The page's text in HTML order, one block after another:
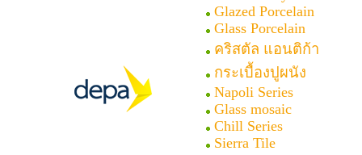
Glazed Porcelain
Glass Porcelain
คริสตัล แอนติก้า
กระเบื้องปูผนัง
Napoli Series
Glass mosaic
Chill Series
Sierra Tile